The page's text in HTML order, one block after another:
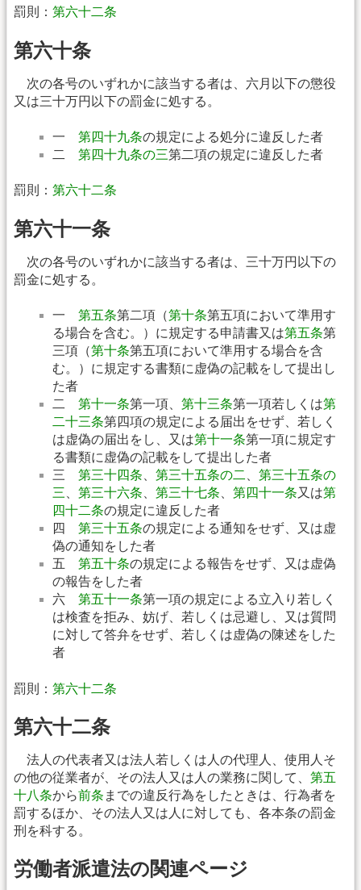
罰則： 第六十二条
第六十条
次の各号のいずれかに該当する者は、六月以下の懲役
又は三十万円以下の罰金に処する。
一 第四十九条の規定による処分に違反した者
二 第四十九条の三第二項の規定に違反した者
罰則： 第六十二条
第六十一条
次の各号のいずれかに該当する者は、三十万円以下の
罰金に処する。
一 第五条第二項（第十条第五項において準用す
る場合を含む。）に規定する申請書又は第五条第
三項（第十条第五項において準用する場合を含
む。）に規定する書類に虚偽の記載をして提出し
た者
二 第十一条第一項、 第十三条第一項若しくは第
二十三条第四項の規定による届出をせず、若しく
は虚偽の届出をし、又は第十一条第一項に規定す
る書類に虚偽の記載をして提出した者
三 第三十四条 第三十五条の二
第三十五条の
三
第三十六条 第三十七条 第四十一条又は第
四十二条の規定に違反した者
四 第三十五条の規定による通知をせず、又は虚
偽の通知をした者
五 第五十条の規定による報告をせず、又は虚偽
の報告をした者
六 第五十一条第一項の規定による立入り若しく
は検査を拒み、妨げ、若しくは忌避し、又は質問
に対して答弁をせず、若しくは虚偽の陳述をした
者
罰則： 第六十二条
第六十二条
法人の代表者又は法人若しくは人の代理人、使用人そ
の他の従業者が、その法人又は人の業務に関して、 第五
十八条から前条 までの違反行為をしたときは、行為者を
罰するほか、その法人又は人に対しても、各本条の罰金
刑を科する。
労働者派遣法の関連ページ